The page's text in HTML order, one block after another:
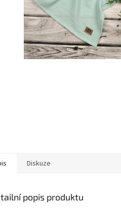
Diskuze
popis produktu